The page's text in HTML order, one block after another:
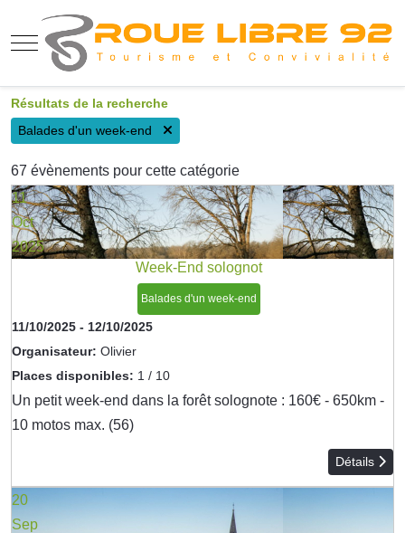
Mobile Menu Toggle
Résultats de la recherche
Balades d'un week-end
67 évènements pour cette catégorie
11
Oct
2025
Week-End solognot
Balades d'un week-end
11/10/2025 - 12/10/2025
Organisateur: Olivier
Places disponibles: 1 / 10
Un petit week-end dans la forêt solognote : 160€ - 650km -
10 motos max. (56)
Détails
20
Sep